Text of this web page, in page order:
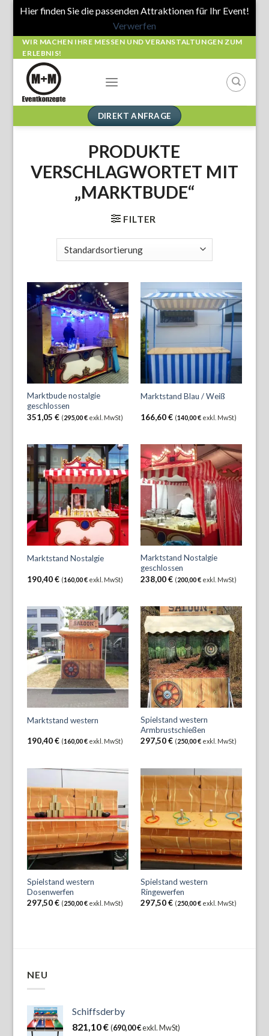
Hier finden Sie die passenden Attraktionen für Ihr Event!
Verwerfen
Skip
to
content
WIR MACHEN IHRE MESSEN UND VERANSTALTUNGEN ZUM
ERLEBNIS!
DIREKT ANFRAGE
PRODUKTE
VERSCHLAGWORTET MIT
„MARKTBUDE“
FILTER
Marktbude nostalgie
geschlossen
351,05€ (295,00€ exkl. MwSt)
Marktstand Blau / Weiß
166,60€ (140,00€exkl. MwSt)
Marktstand Nostalgie
190,40€ (160,00€ exkl. MwSt)
Marktstand Nostalgie
geschlossen
238,00€ (200,00€exkl. MwSt)
Marktstand western
190,40€ (160,00€ exkl. MwSt)
Spielstand western
Armbrustschießen
297,50€ (250,00€exkl. MwSt)
Spielstand western
Dosenwerfen
297,50€ (250,00€ exkl. MwSt)
Spielstand western
Ringewerfen
297,50€ (250,00€exkl. MwSt)
NEU
Schiffsderby
821,10€ (690,00€exkl. MwSt)